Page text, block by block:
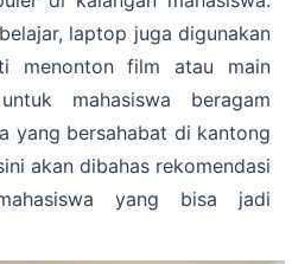
laptop juga digunakan
menonton film atau main
mahasiswa beragam
yang bersahabat di kantong
akan dibahas rekomendasi
yang bisa jadi